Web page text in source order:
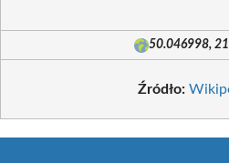
50.046998,
Źródło: